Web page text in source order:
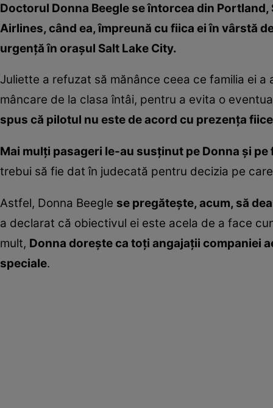
Doctorul Donna Beegle se întorcea din
Airlines, când ea, împreună cu fiica ei în vârstă
urgență în orașul Salt Lake City.
Juliette a refuzat să mănânce ceea ce familia ei
mâncare de la clasa întâi, pentru a evita o
spus că pilotul nu este de acord cu prezența
Mai mulți pasageri le-au susținut pe Donna și pe
trebui să fie dat în judecată pentru decizia pe
Astfel, Donna Beegle se pregătește, acum, să
a declarat că obiectivul ei este acela de a face
mult, Donna dorește ca toți angajații companiei
speciale.